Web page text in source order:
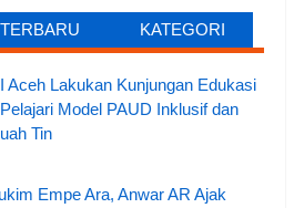
TERBARU KATEGORI
Aceh Lakukan Kunjungan Edukasi
Model PAUD Inklusif dan
Tin
Empe Ara, Anwar AR Ajak